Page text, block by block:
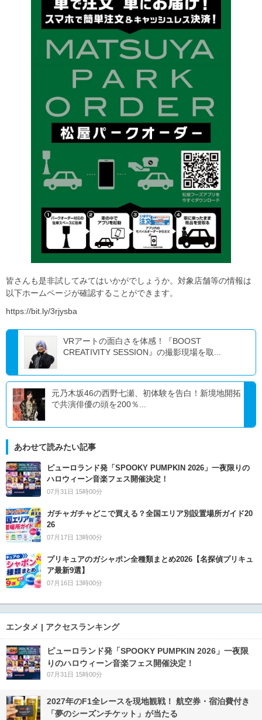
皆さんも是非試してみてはいかがでしょうか。対象店舗等の情報は
以下ホームページが確認することができます。
https://bit.ly/3rjysba
VRアートの面白さを体感！『BOOST
CREATIVITY SESSION』の撮影現場を取...
元乃木坂46の西野七瀬、初体験を告白！新境地開拓
で共演俳優の頭を200％...
あわせて読みたい記事
ピューロランド発「SPOOKY PUMPKIN 2026」一夜限りの
ハロウィーン音楽フェス開催決定！
07月31日 15時00分
ガチャガチャどこで買える？全国エリア別設置場所ガイド20
26
07月17日 13時00分
プリキュアのガシャポン全種類まとめ2026【名探偵プリキュ
ア最新9選】
07月16日 13時00分
エンタメ | アクセスランキング
ピューロランド発「SPOOKY PUMPKIN 2026」一夜限
りのハロウィーン音楽フェス開催決定！
07月31日 15時00分
2027年のF1全レースを現地観戦！ 航空券・宿泊費付き
「夢のシーズンチケット」が当たる